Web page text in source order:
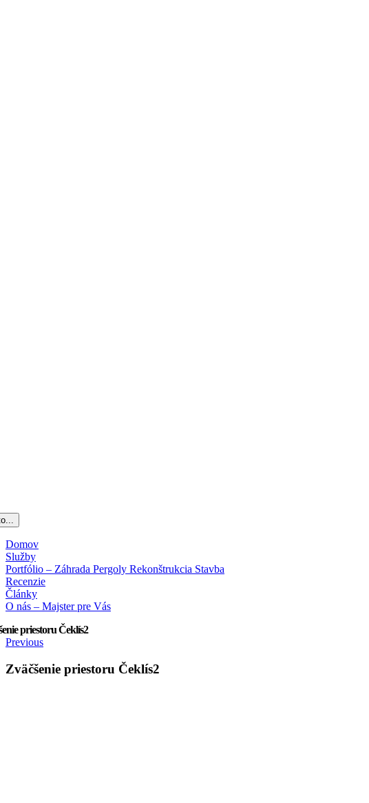
Domov
Služby
Portfólio – Záhrada Pergoly Rekonštrukcia Stavba
Recenzie
Články
O nás – Majster pre Vás
priestoru Čeklís2
Previous
Zväčšenie priestoru Čeklís2